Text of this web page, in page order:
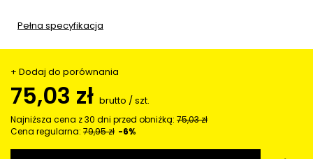
Pełna specyfikacja
+ Dodaj do porównania
75,03 zł brutto /szt.
Najniższa cena z 30 dni przed obniżką: 75,03 zł
Cena regularna: 79,95 zł -6%